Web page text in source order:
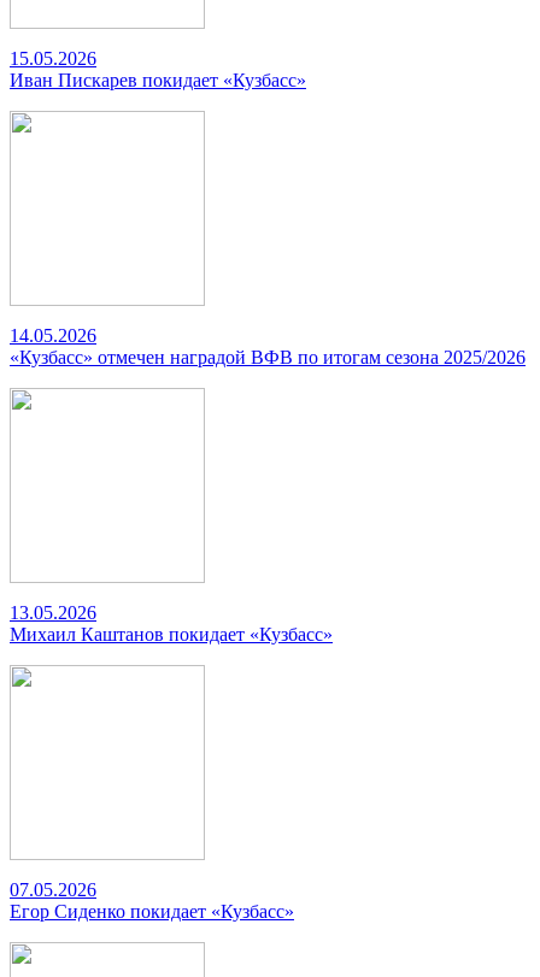
15.05.2026
Иван Пискарев покидает «Кузбасс»
14.05.2026
«Кузбасс» отмечен наградой ВФВ по итогам сезона 2025/2026
13.05.2026
Михаил Каштанов покидает «Кузбасс»
07.05.2026
Егор Сиденко покидает «Кузбасс»